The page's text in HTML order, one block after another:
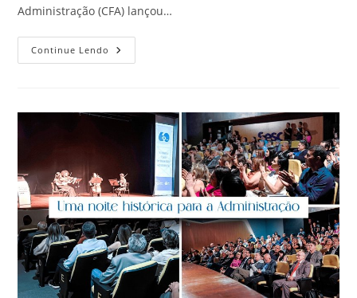
Administração (CFA) lançou…
Continue Lendo CFA
Lança
Percepção
Estudantes
Administração
Sobre
O
Curso
E
Futuro
Da
Profissão